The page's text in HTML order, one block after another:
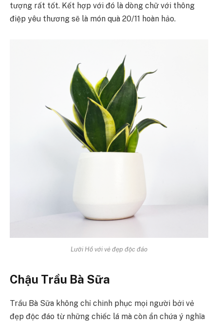
tượng rất tốt. Kết hợp với đó là dòng chữ với thông
điệp yêu thương sẽ là món quà 20/11 hoàn hảo.
Lưỡi Hổ với vẻ đẹp độc đáo
Chậu Trầu Bà Sữa
Trầu Bà Sữa không chỉ chinh phục mọi người bởi vẻ
đẹp độc đáo từ những chiếc lá mà còn ẩn chứa ý nghĩa